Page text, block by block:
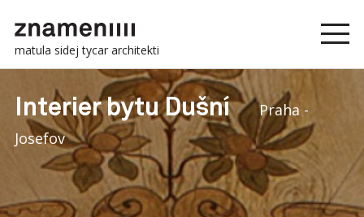
matula sidej tycar architekti
Interier bytu Dušní
Praha -
Josefov